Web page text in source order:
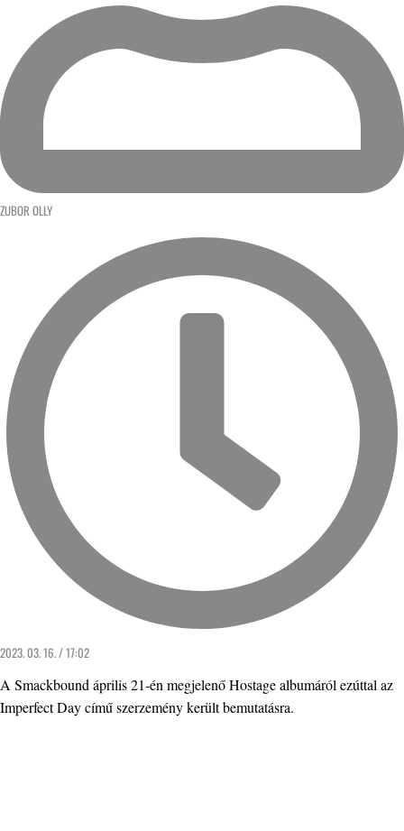
ZUBOR OLLY
2023. 03. 16. / 17:02
A Smackbound április 21-én megjelenő Hostage albumáról ezúttal az
Imperfect Day című szerzemény került bemutatásra.